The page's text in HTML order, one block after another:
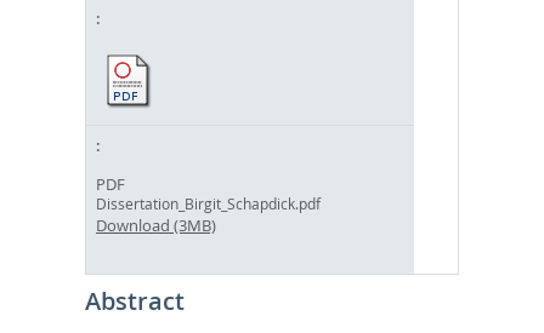
PDF
Dissertation_Birgit_Schapdick.pdf
Download (3MB)
Abstract